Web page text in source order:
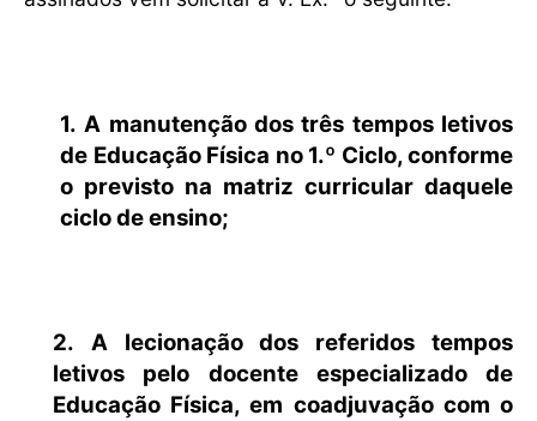
1.A manutenção dos três tempos letivos
de Educação Física no 1.º Ciclo, conforme
o previsto na matriz curricular daquele
ciclo de ensino;
2. A lecionação dos referidos tempos
letivos pelo docente especializado de
Educação Física, em coadjuvação com o